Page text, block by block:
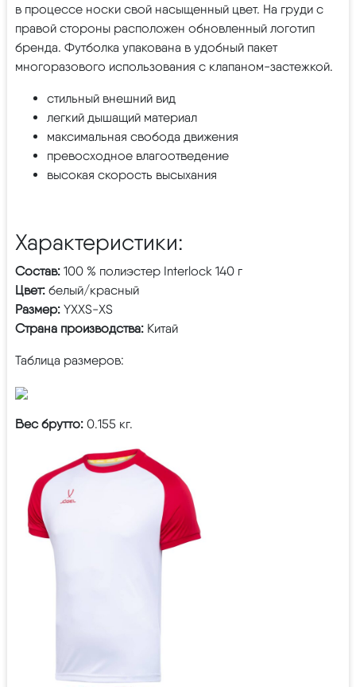
в процессе носки свой насыщенный цвет. На груди с
правой стороны расположен обновленный логотип
бренда. Футболка упакована в удобный пакет
многоразового использования с клапаном-застежкой.
стильный внешний вид
легкий дышащий материал
максимальная свобода движения
превосходное влагоотведение
высокая скорость высыхания
Характеристики:
Состав: 100 % полиэстер Interlock 140 г
Цвет: белый/красный
Размер: YXXS-XS
Страна производства: Китай
Таблица размеров:
Вес брутто: 0.155 кг.